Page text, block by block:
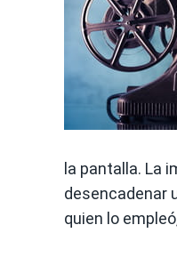
la pantalla. La
desencadenar
quien lo